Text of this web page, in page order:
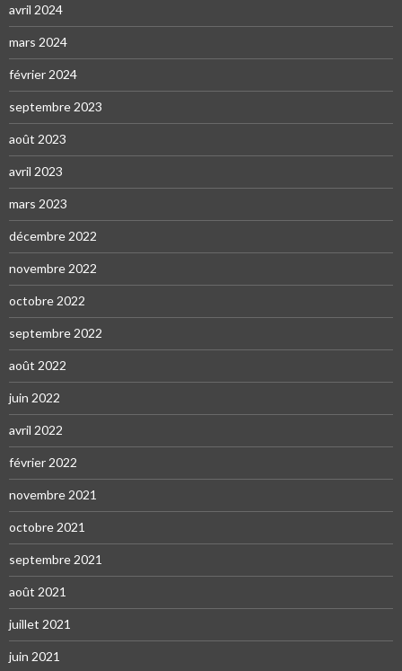
avril 2024
mars 2024
février 2024
septembre 2023
août 2023
avril 2023
mars 2023
décembre 2022
novembre 2022
octobre 2022
septembre 2022
août 2022
juin 2022
avril 2022
février 2022
novembre 2021
octobre 2021
septembre 2021
août 2021
juillet 2021
juin 2021